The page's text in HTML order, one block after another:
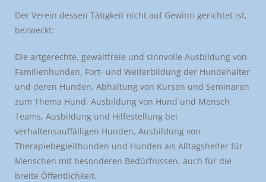
Der Verein dessen Tätigkeit nicht auf Gewinn gerichtet ist,
bezweckt:
Die artgerechte, gewaltfreie und sinnvolle Ausbildung von
Familienhunden, Fort- und Weiterbildung der Hundehalter
und deren Hunden, Abhaltung von Kursen und Seminaren
zum Thema Hund, Ausbildung von Hund und Mensch
Teams, Ausbildung und Hilfestellung bei
verhaltensauffälligen Hunden, Ausbildung von
Therapiebegleithunden und Hunden als Alltagshelfer für
Menschen mit besonderen Bedürfnissen, auch für die
breite Öffentlichkeit.